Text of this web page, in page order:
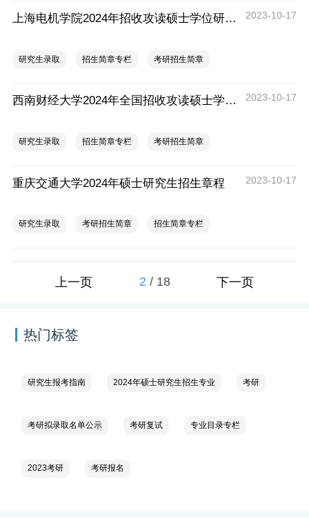
上海电机学院2024年招收攻读硕士学位研究生招生简章 2023-10-17
研究生录取 招生简章专栏 考研招生简章
西南财经大学2024年全国招收攻读硕士学位研究生招生章程 2023-10-17
研究生录取 招生简章专栏 考研招生简章
重庆交通大学2024年硕士研究生招生章程 2023-10-17
研究生录取 考研招生简章 招生简章专栏
上一页 2 / 18 下一页
热门标签
研究生报考指南 2024年硕士研究生招生专业 考研
考研拟录取名单公示 考研复试 专业目录专栏
2023考研 考研报名